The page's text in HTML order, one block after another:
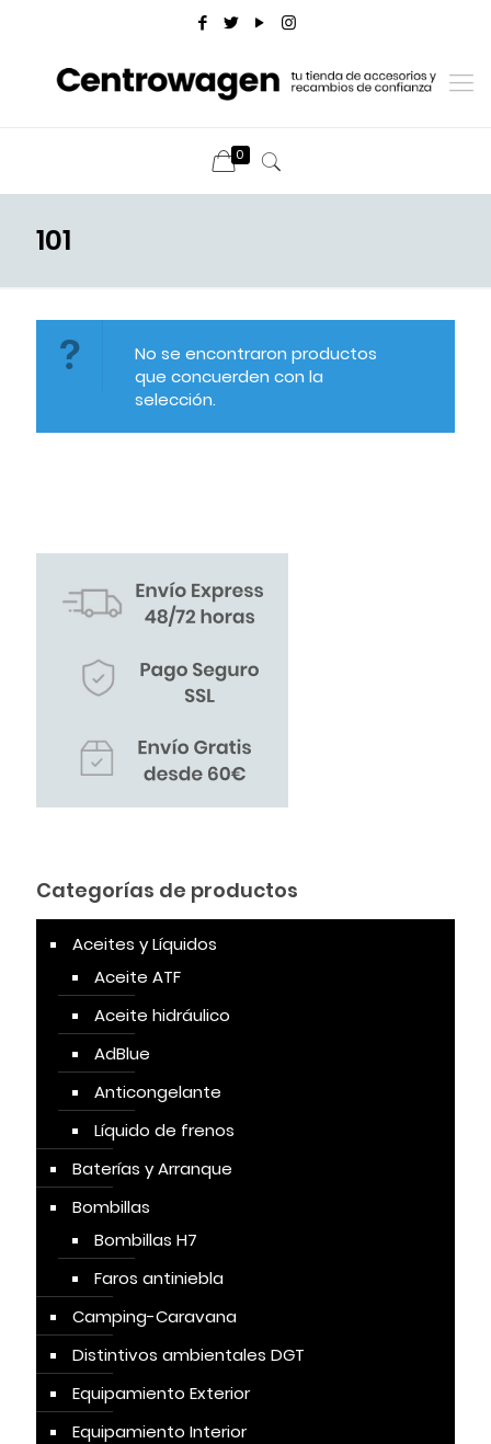
0
101
No se encontraron productos
que concuerden con la
selección.
Categorías de productos
Aceites y Líquidos
Aceite ATF
Aceite hidráulico
AdBlue
Anticongelante
Líquido de frenos
Baterías y Arranque
Bombillas
Bombillas H7
Faros antiniebla
Camping-Caravana
Distintivos ambientales DGT
Equipamiento Exterior
Equipamiento Interior